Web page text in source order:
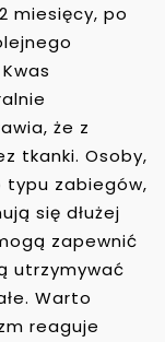
miesięcy, po
że z
tkanki. Osoby,
zabiegów,
się dłużej
zapewnić
utrzymywać
Warto
reaguje